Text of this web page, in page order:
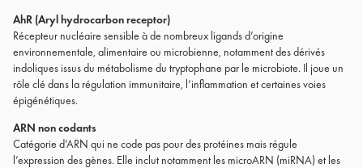
AhR (Aryl hydrocarbon receptor)
Récepteur nucléaire sensible à de nombreux ligands d’origine
environnementale, alimentaire ou microbienne, notamment des dérivés
indoliques issus du métabolisme du tryptophane par le microbiote. Il joue un
rôle clé dans la régulation immunitaire, l’inflammation et certaines voies
épigénétiques.
ARN non codants
Catégorie d’ARN qui ne code pas pour des protéines mais régule
l’expression des gènes. Elle inclut notamment les microARN (miRNA) et les